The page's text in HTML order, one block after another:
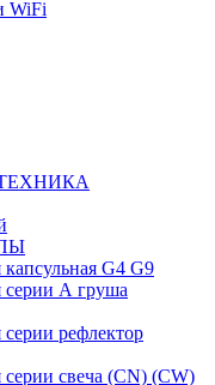
WiFi
G4 G9
серии А груша
рефлектор
свеча (CN) (CW)